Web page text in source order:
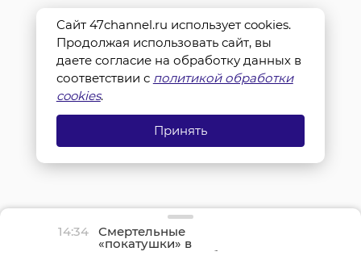
14:34 Смертельные
«покатушки» в
Ленинградской области
Сайт 47channel.ru использует cookies.
Продолжая использовать сайт, вы
даете согласие на обработку данных в
соответствии с политикой обработки
cookies.
Принять